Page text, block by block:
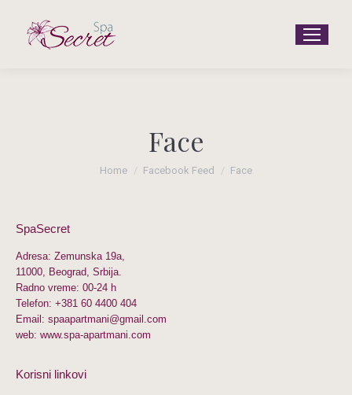
Face
You are here:
Home Facebook Feed Face
SpaSecret
Adresa: Zemunska 19a,
11000, Beograd, Srbija.
Radno vreme: 00-24 h
Telefon: +381 60 4400 404
Email: spaapartmani@gmail.com
web: www.spa-apartmani.com
Korisni linkovi